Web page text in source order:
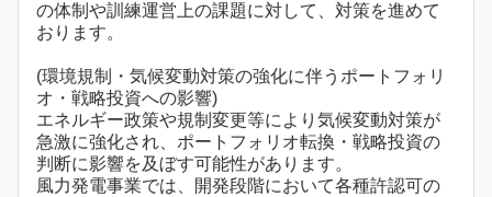
の体制や訓練運営上の課題に対して、対策を進めて
おります。
(環境規制・気候変動対策の強化に伴うポートフォリ
オ・戦略投資への影響)
エネルギー政策や規制変更等により気候変動対策が
急激に強化され、ポートフォリオ転換・戦略投資の
判断に影響を及ぼす可能性があります。
風力発電事業では、開発段階において各種許認可の